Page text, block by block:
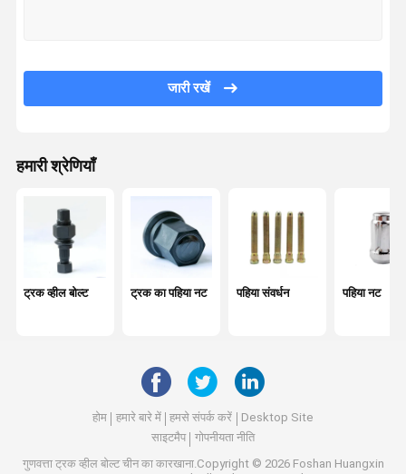
केंद्र असर
पेंच और नट
हार्डवेयर उपकरण
झटका अवशोषक
जारी रखें
हमारी श्रेणियाँ
ट्रक व्हील बोल्ट ट्रक का पहिया नट पहिया संवर्धन पहिया नट
होम हमारे बारे में हमसे संपर्क करें
Desktop Site
साइटमैप
गोपनीयता नीति
गुणवत्ता ट्रक व्हील बोल्टचीन का कारखाना.Copyright © 2026 Foshan Huangxin